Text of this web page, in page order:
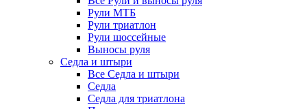
Рули МТБ
Рули триатлон
Рули шоссейные
Выносы руля
Седла и штыри
Все Седла и штыри
Седла
Седла для триатлона